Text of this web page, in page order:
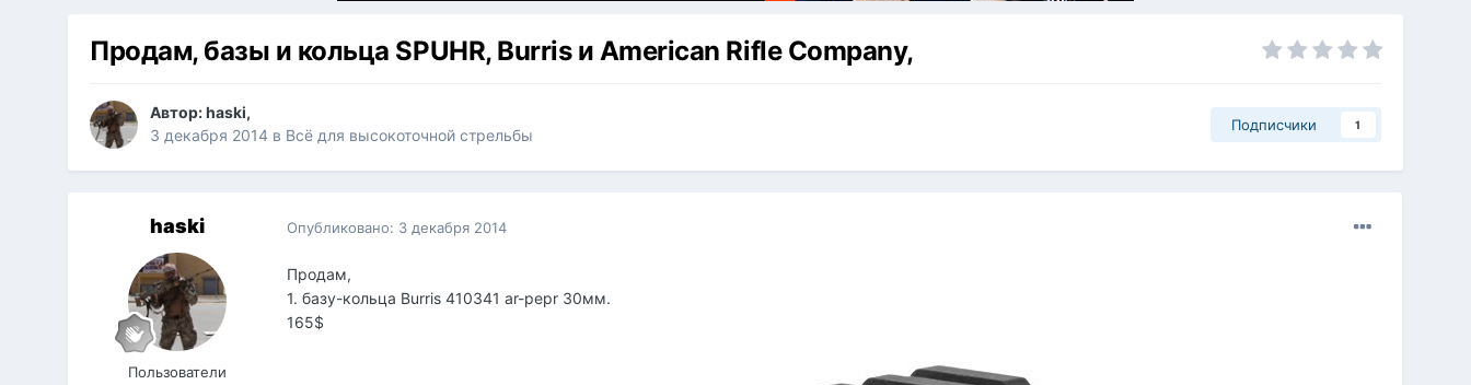
Продам, базы и кольца SPUHR, Burris и American Rifle Company,
Автор:haski,
3 декабря 2014 в Всё для высокоточной стрельбы
Подписчики 1
haski
Пользователи
Опубликовано: 3 декабря 2014
Продам,
1. базу-кольца Burris 410341 ar-pepr 30мм.
165$